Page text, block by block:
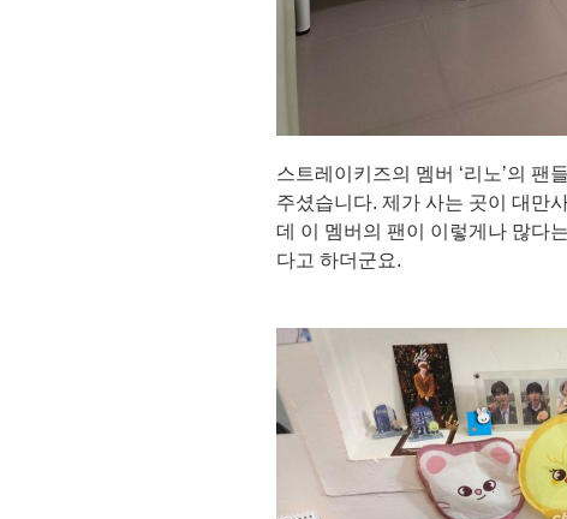
스트레이키즈의 멤버 ‘리노’의 팬
주셨습니다. 제가 사는 곳이 대만
데 이 멤버의 팬이 이렇게나 많다
다고 하더군요.